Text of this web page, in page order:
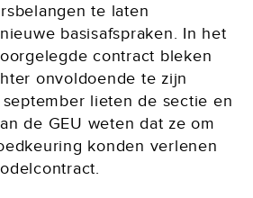
te laten
basisafspraken. In het
contract bleken
onvoldoende te zijn
lieten de sectie en
de GEU weten dat ze om
konden verlenen